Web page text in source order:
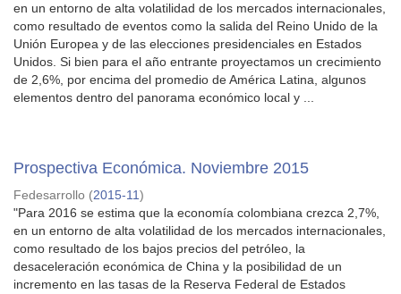
en un entorno de alta volatilidad de los mercados internacionales,
como resultado de eventos como la salida del Reino Unido de la
Unión Europea y de las elecciones presidenciales en Estados
Unidos. Si bien para el año entrante proyectamos un crecimiento
de 2,6%, por encima del promedio de América Latina, algunos
elementos dentro del panorama económico local y ...
Prospectiva Económica. Noviembre 2015
Fedesarrollo (2015-11)
"Para 2016 se estima que la economía colombiana crezca 2,7%,
en un entorno de alta volatilidad de los mercados internacionales,
como resultado de los bajos precios del petróleo, la
desaceleración económica de China y la posibilidad de un
incremento en las tasas de la Reserva Federal de Estados